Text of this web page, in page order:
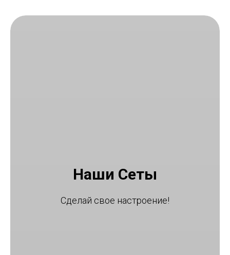
Наши Сеты
Сделай свое настроение!